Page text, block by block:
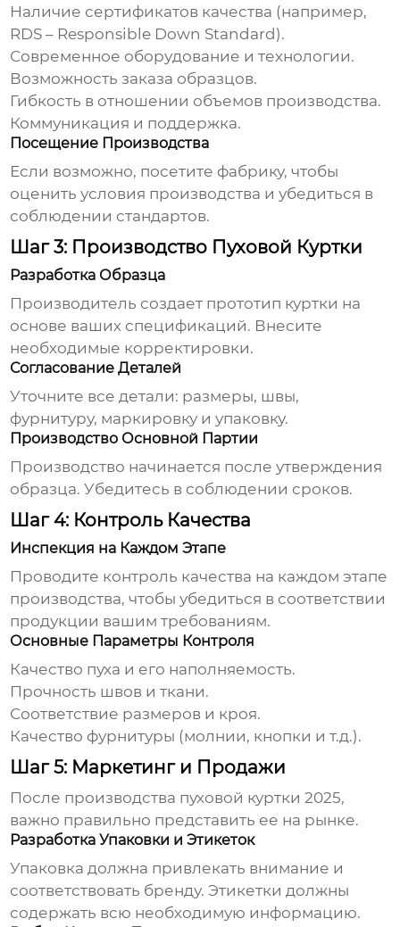
Наличие сертификатов качества (например,
RDS – Responsible Down Standard).
Современное оборудование и технологии.
Возможность заказа образцов.
Гибкость в отношении объемов производства.
Коммуникация и поддержка.
Посещение Производства
Если возможно, посетите фабрику, чтобы
оценить условия производства и убедиться в
соблюдении стандартов.
Шаг 3: Производство Пуховой Куртки
Разработка Образца
Производитель создает прототип куртки на
основе ваших спецификаций. Внесите
необходимые корректировки.
Согласование Деталей
Уточните все детали: размеры, швы,
фурнитуру, маркировку и упаковку.
Производство Основной Партии
Производство начинается после утверждения
образца. Убедитесь в соблюдении сроков.
Шаг 4: Контроль Качества
Инспекция на Каждом Этапе
Проводите контроль качества на каждом этапе
производства, чтобы убедиться в соответствии
продукции вашим требованиям.
Основные Параметры Контроля
Качество пуха и его наполняемость.
Прочность швов и ткани.
Соответствие размеров и кроя.
Качество фурнитуры (молнии, кнопки и т.д.).
Шаг 5: Маркетинг и Продажи
После производства пуховой куртки 2025,
важно правильно представить ее на рынке.
Разработка Упаковки и Этикеток
Упаковка должна привлекать внимание и
соответствовать бренду. Этикетки должны
содержать всю необходимую информацию.